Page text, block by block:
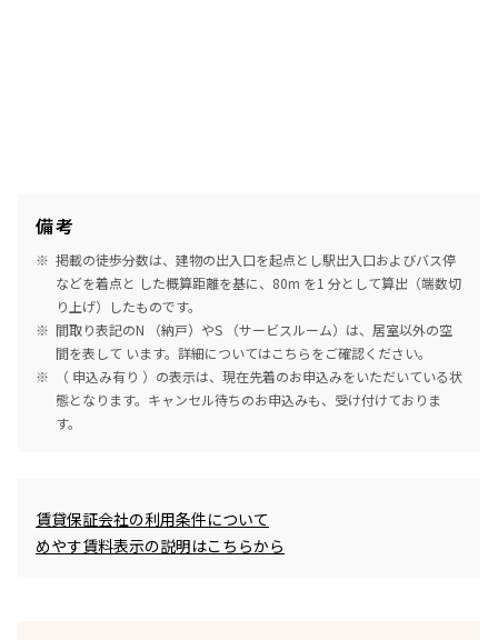
備考
掲載の徒歩分数は、建物の出入口を起点とし駅出入口およびバス停
などを着点と した概算距離を基に、80m を1 分として算出（端数切
り上げ）したものです。
間取り表記のN （納戸）やS （サービスルーム）は、居室以外の空
間を表して います。詳細についてはこちらをご確認ください。
（ 申込み有り ）の表示は、現在先着のお申込みをいただいている状
態となります。キャンセル待ちのお申込みも、受け付けておりま
す。
賃貸保証会社の利用条件について
めやす賃料表示の説明はこちらから